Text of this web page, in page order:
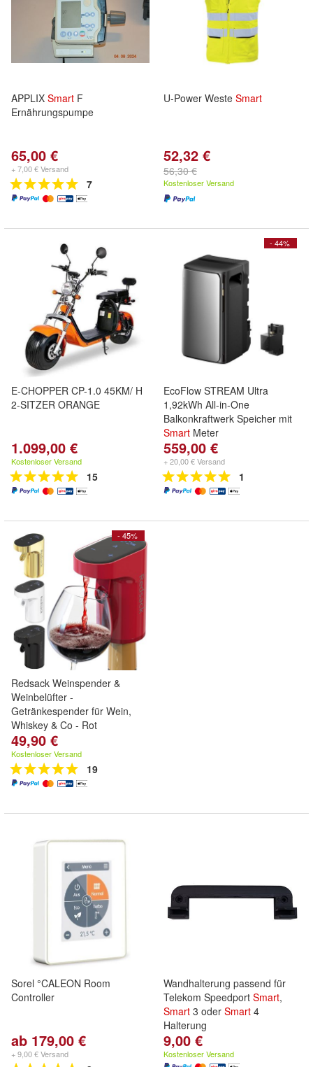
APPLIX Smart F
Ernährungspumpe
65,00 €
+ 7,00 € Versand
7
U-Power Weste Smart
52,32 €
56,30 €
Kostenloser Versand
E-CHOPPER CP-1.0 45KM/ H
2-SITZER ORANGE
1.099,00 €
Kostenloser Versand
15
- 44%
EcoFlow STREAM Ultra
1,92kWh All-in-One
Balkonkraftwerk Speicher mit
Smart Meter
559,00 €
+ 20,00 € Versand
1
- 45%
Redsack Weinspender &
Weinbelüfter -
Getränkespender für Wein,
Whiskey & Co - Rot
49,90 €
Kostenloser Versand
19
Sorel °CALEON Room
Controller
ab 179,00 €
+ 9,00 € Versand
Wandhalterung passend für
Telekom Speedport Smart,
Smart 3 oder Smart 4
Halterung
9,00 €
Kostenloser Versand